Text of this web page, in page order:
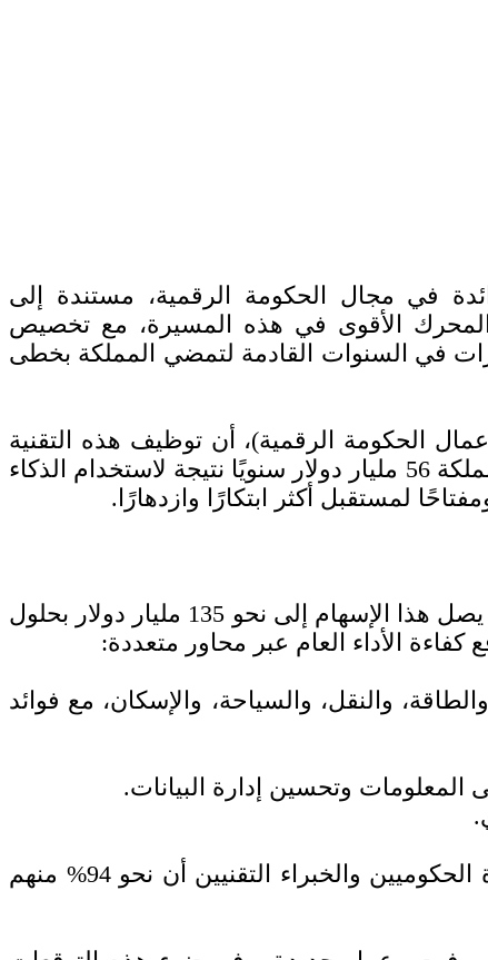
في مجال الحكومة الرقمية، مستندة إلى
المحرك الأقوى في هذه المسيرة، مع تخصيص
هذه الاستثمارات في السنوات القادمة لتمضي المملكة بخطى
الحكومة الرقمية)، أن توظيف هذه التقنية
المبتكرة لم يعد خيارًا ترفيًا، بل ضرورة وطنية تدفع نحو حكومة أكثر فاعلية. ومن المتوقع أن تجني المملكة 56 مليار دولار سنويًا نتيجة لاستخدام الذكاء
لمستقبل أكثر ابتكارًا وازدهارًا.
تُظهر الدراسة أيضًا توقعات مبشرة لإسهام الذكاء الاصطناعي في الناتج المحلي السعودي، إذ يُقدر أن يصل هذا الإسهام إلى نحو 135 مليار دولار بحلول
والنقل، والسياحة، والإسكان، مع فوائد
المعلومات وتحسين إدارة البيانات.
كما تُبرز الدراسة إجماعًا حكوميًا واسعًا على أهمية هذه التقنية، إذ أظهرت مقابلات مع 22 من القادة الحكوميين والخبراء التقنيين أن نحو 94% منهم